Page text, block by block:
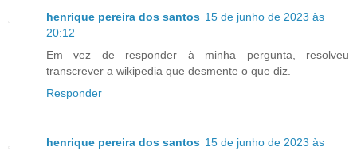
henrique pereira dos santos 15 de junho de 2023 às
20:12
Em vez de responder à minha pergunta, resolveu
transcrever a wikipedia que desmente o que diz.
Responder
henrique pereira dos santos 15 de junho de 2023 às